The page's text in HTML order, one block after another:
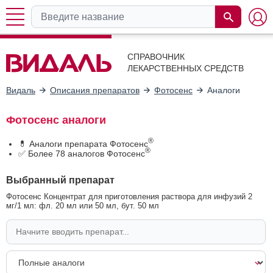
СПРАВОЧНИК
ЛЕКАРСТВЕННЫХ СРЕДСТВ
Видаль Описания препаратов Фотосенс Аналоги
Фотосенс аналоги
💊 Аналоги препарата Фотосенс®
✅ Более 78 аналогов Фотосенс®
Выбранный препарат
Фотосенс Концентрат для приготовления раствора для инфузий 2
мг/1 мл: фл. 20 мл или 50 мл, бут. 50 мл